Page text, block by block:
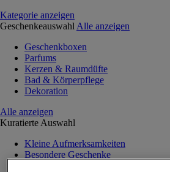
Kategorie anzeigen
Geschenkeauswahl Alle anzeigen
Geschenkboxen
Parfums
Kerzen & Raumdüfte
Bad & Körperpflege
Dekoration
Alle anzeigen
Kuratierte Auswahl
Kleine Aufmerksamkeiten
Besondere Geschenke